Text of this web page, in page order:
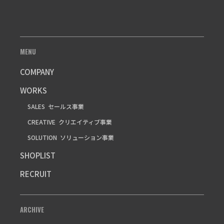
MENU
COMPANY
WORKS
SALES セールス事業
CREATIVE クリエイティブ事業
SOLUTION ソリューション事業
SHOPLIST
RECRUIT
ARCHIVE